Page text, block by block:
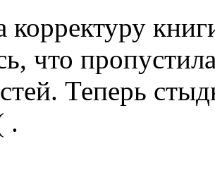
корректуру
что
Теперь
.